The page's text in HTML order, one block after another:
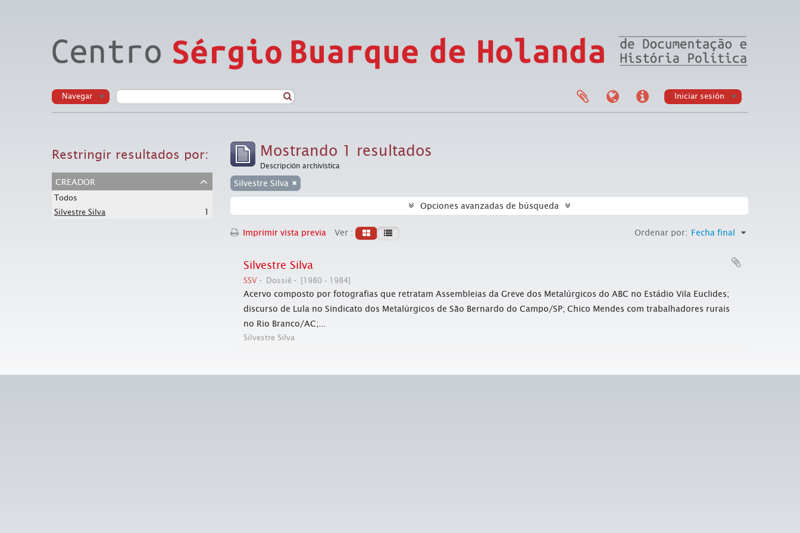
Navegar Iniciar sesión
Restringir resultados por:
creador
Todos
Silvestre Silva
1
Mostrando 1 resultados
Descripción archivística
Silvestre Silva
Opciones avanzadas de búsqueda
Imprimir vista previa Ver : Ordenar por: Fecha final
Silvestre Silva
SSV Dossiê [1980 - 1984]
Acervo composto por fotografias que retratam Assembleias da Greve dos Metalúrgicos do ABC no Estádio Vila Euclides;
discurso de Lula no Sindicato dos Metalúrgicos de São Bernardo do Campo/SP; Chico Mendes com trabalhadores rurais
no Rio Branco/AC;...
Silvestre Silva